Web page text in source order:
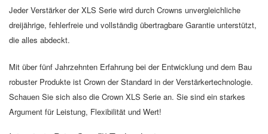
Jeder Verstärker der XLS Serie wird durch Crowns unvergleichliche
dreijährige, fehlerfreie und vollständig übertragbare Garantie unterstützt,
die alles abdeckt.
Mit über fünf Jahrzehnten Erfahrung bei der Entwicklung und dem Bau
robuster Produkte ist Crown der Standard in der Verstärkertechnologie.
Schauen Sie sich also die Crown XLS Serie an. Sie sind ein starkes
Argument für Leistung, Flexibilität und Wert!